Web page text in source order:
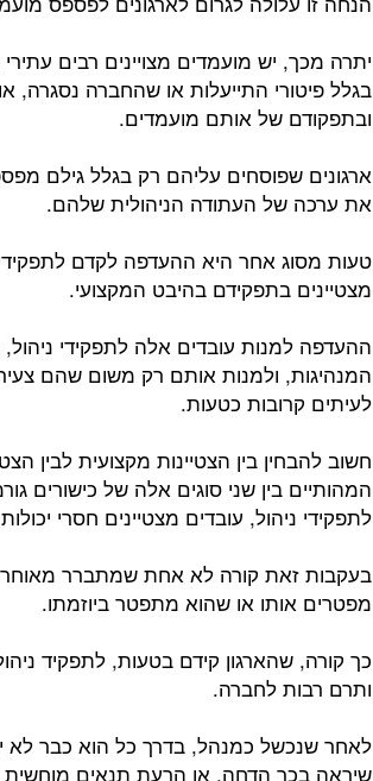
יתרה מכך, יש מועמדים מצויינים רבים
בגלל פיטורי התייעלות או שהחברה נסגרה,
ובתפקודם של אותם מועמדים.
ארגונים שפוסחים עליהם רק בגלל גילם
את ערכה של העתודה הניהולית שלהם.
טעות מסוג אחר היא ההעדפה לקדם
מצטיינים בתפקידם בהיבט המקצועי.
ההעדפה למנות עובדים אלה לתפקידי ניהול,
המנהיגות, ולמנות אותם רק משום שהם
לעיתים קרובות כטעות.
חשוב להבחין בין הצטיינות מקצועית לבין
המהותיים בין שני סוגים אלה של כישורים
לתפקידי ניהול, עובדים מצטיינים חסרי יכולות
בעקבות זאת קורה לא אחת שמתברר מאוחר
מפטרים אותו או שהוא מתפטר ביוזמתו.
כך קורה, שהארגון קידם בטעות, לתפקיד
ותרם רבות לחברה.
לאחר שנכשל כמנהל, בדרך כל הוא כבר לא
שיראה בכך הדחה, או הרעת תנאים